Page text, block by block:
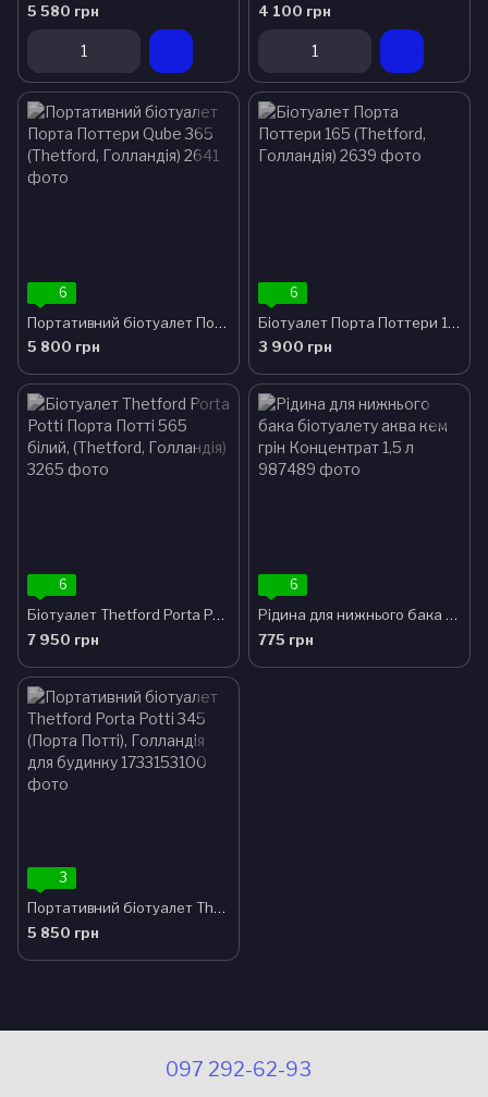
5 580 грн
4 100 грн
6
Портативний біотуалет Порта Поттери Qube 365 (Thetford, Голландія)
5 800 грн
6
Біотуалет Порта Поттери 165 (Thetford, Голландія)
3 900 грн
6
Біотуалет Thetford Porta Potti Порта Потті 565 білий, (Thetford, Голландія)
7 950 грн
6
Рідина для нижнього бака біотуалету аква кем грін Концентрат 1,5 л
775 грн
3
Портативний біотуалет Thetford Porta Potti 345 (Порта Потті), Голландія для будинку
5 850 грн
097 292-62-93